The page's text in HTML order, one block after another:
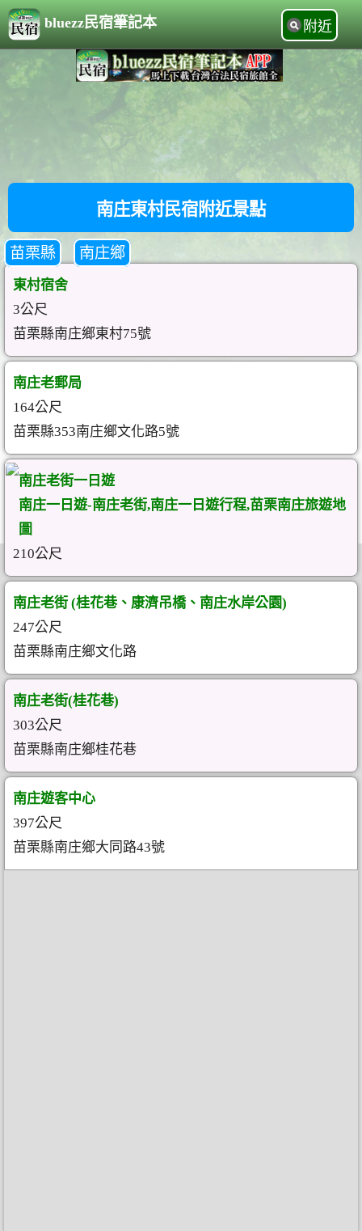
bluezz民宿筆記本 附近
南庄東村民宿附近景點
苗栗縣 南庄鄉
東村宿舍
3公尺
苗栗縣南庄鄉東村75號
南庄老郵局
164公尺
苗栗縣353南庄鄉文化路5號
南庄老街一日遊
南庄一日遊-南庄老街,南庄一日遊行程,苗栗南庄旅遊地
圖
210公尺
南庄老街 (桂花巷、康濟吊橋、南庄水岸公園)
247公尺
苗栗縣南庄鄉文化路
南庄老街(桂花巷)
303公尺
苗栗縣南庄鄉桂花巷
南庄遊客中心
397公尺
苗栗縣南庄鄉大同路43號